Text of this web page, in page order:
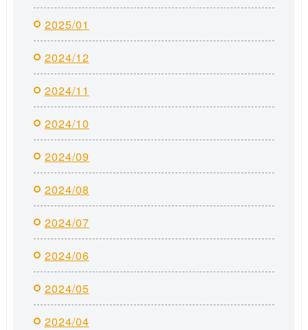
2025/01
2024/12
2024/11
2024/10
2024/09
2024/08
2024/07
2024/06
2024/05
2024/04